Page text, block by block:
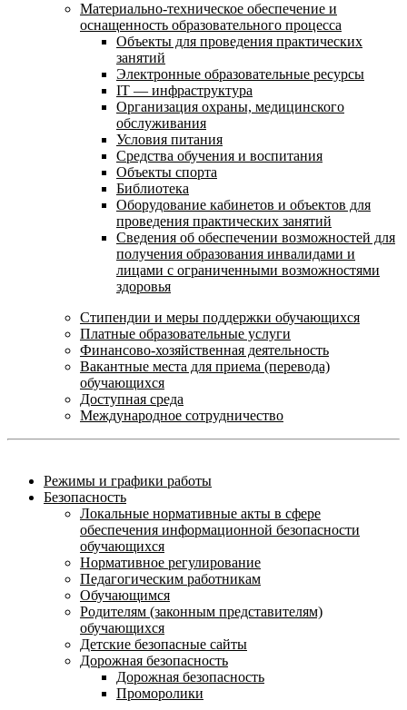
Материально-техническое обеспечение и
оснащенность образовательного процесса
Объекты для проведения практических
занятий
Электронные образовательные ресурсы
IT — инфраструктура
Организация охраны, медицинского
обслуживания
Условия питания
Средства обучения и воспитания
Объекты спорта
Библиотека
Оборудование кабинетов и объектов для
проведения практических занятий
Сведения об обеспечении возможностей для
получения образования инвалидами и
лицами с ограниченными возможностями
здоровья
Стипендии и меры поддержки обучающихся
Платные образовательные услуги
Финансово-хозяйственная деятельность
Вакантные места для приема (перевода)
обучающихся
Доступная среда
Международное сотрудничество
Режимы и графики работы
Безопасность
Локальные нормативные акты в сфере
обеспечения информационной безопасности
обучающихся
Нормативное регулирование
Педагогическим работникам
Обучающимся
Родителям (законным представителям)
обучающихся
Детские безопасные сайты
Дорожная безопасность
Дорожная безопасность
Проморолики